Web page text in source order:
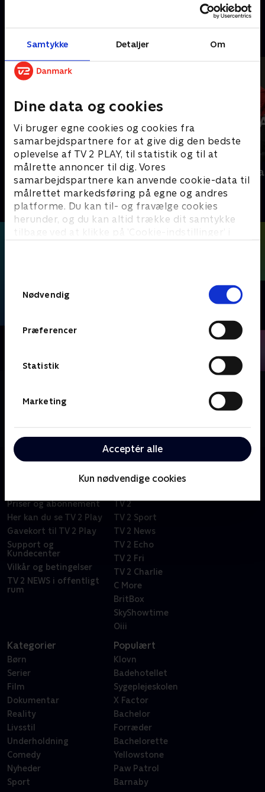
Samtykke Detaljer Om
Dine data og cookies
Vi bruger egne cookies og cookies fra
samarbejdspartnere for at give dig den bedste
oplevelse af TV 2 PLAY, til statistik og til at
målrette annoncer til dig. Vores
samarbejdspartnere kan anvende cookie-data til
målrettet markedsføring på egne og andres
platforme. Du kan til- og fravælge cookies
herunder, og du kan altid trække dit samtykke
tilbage ved at klikke på ’Cookie-indstillinger’ i
Nødvendig
Præferencer
Statistik
Marketing
Acceptér alle
Kun nødvendige cookies
4. november 2025 • 40 min
Andre så også
Interview med dronning Margrethe
- 100-året for Genforeningen
2020 • Nyheder • 38 min
Nyheder
Spidskandidater til kommunal- og regionsvalget
Priser og abonnement
Her kan du se TV 2 Play
Gavekort til TV 2 Play
Support og
Kundecenter
Vilkår og betingelser
TV 2 NEWS i offentligt
rum
TV 2
TV 2 Sport
TV 2 News
TV 2 Echo
TV 2 Fri
TV 2 Charlie
C More
BritBox
SkyShowtime
Oiii
Kategorier
Børn
Serier
Film
Dokumentar
Reality
Livsstil
Underholdning
Comedy
Nyheder
Sport
Populært
Klovn
Badehotellet
Sygeplejeskolen
X Factor
Bachelor
Forræder
Bachelorette
Yellowstone
Paw Patrol
Barnaby